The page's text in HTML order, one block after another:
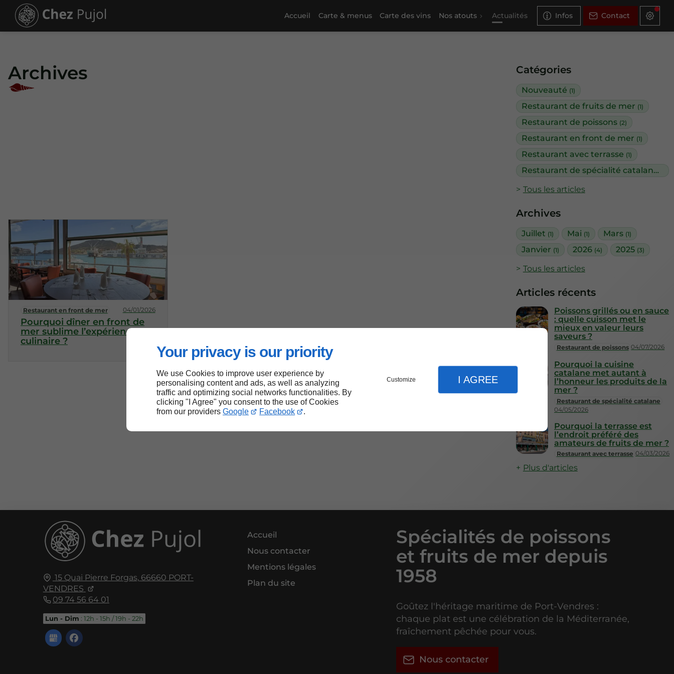
Your privacy is our priority
We use Cookies to improve user experience by
personalising content and ads, as well as analyzing
traffic and optimizing social networks functionalities. By
clicking "I Agree" you consent to the use of Cookies
from our providers Google Facebook .
Customize I AGREE
Accueil Carte & menus Carte des vins Nos atouts Actualités Infos Contact
Catégories
Nouveauté (1)
Restaurant de fruits de mer (1)
Restaurant de poissons (2)
Restaurant en front de mer (1)
Restaurant avec terrasse (1)
Restaurant de spécialité catalane
Tous les articles
Archives
Juillet (1) Mai (1) Mars (1)
Janvier (1) 2026 (4) 2025 (3)
Tous les articles
Articles récents
Restaurant de poissons 04/07/2026
Poissons grillés ou en sauce
: quelle cuisson met le
mieux en valeur leurs
saveurs ?
Restaurant de spécialité catalane
04/05/2026
Pourquoi la cuisine
catalane met autant à
l’honneur les produits de la
mer ?
Restaurant avec terrasse 04/03/2026
Pourquoi la terrasse est
l’endroit préféré des
amateurs de fruits de mer ?
Plus d'articles
Archives
Restaurant en front de mer 04/01/2026
Pourquoi dîner en front de
mer sublime l’expérience
culinaire ?
15 Quai Pierre Forgas, 66660 PORT-
VENDRES
09 74 56 64 01
Lun - Dim : 12h - 15h / 19h - 22h
Accueil
Nous contacter
Mentions légales
Plan du site
Spécialités de poissons
et fruits de mer depuis
1958
Goûtez l'héritage maritime de Port-Vendres :
chaque plat est une célébration de la Méditerranée,
fraîchement pêchée pour vous.
Nous contacter